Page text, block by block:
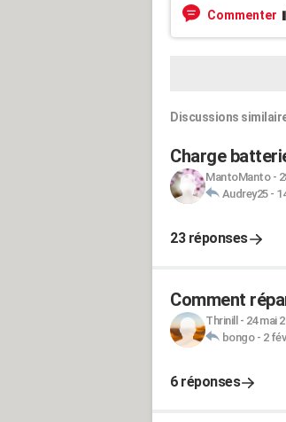
Commenter
Discussions
Charge
MantoManto-
Audrey25-
23 réponses
Comment
Thrinill - 24 mai
bongo- 2
6 réponses